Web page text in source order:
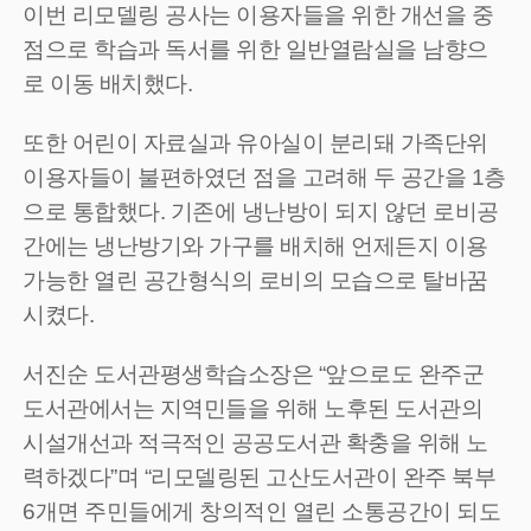
이번 리모델링 공사는 이용자들을 위한 개선을 중
점으로 학습과 독서를 위한 일반열람실을 남향으
로 이동 배치했다.
또한 어린이 자료실과 유아실이 분리돼 가족단위
이용자들이 불편하였던 점을 고려해 두 공간을 1층
으로 통합했다. 기존에 냉난방이 되지 않던 로비공
간에는 냉난방기와 가구를 배치해 언제든지 이용
가능한 열린 공간형식의 로비의 모습으로 탈바꿈
시켰다.
서진순 도서관평생학습소장은 “앞으로도 완주군
도서관에서는 지역민들을 위해 노후된 도서관의
시설개선과 적극적인 공공도서관 확충을 위해 노
력하겠다”며 “리모델링된 고산도서관이 완주 북부
6개면 주민들에게 창의적인 열린 소통공간이 되도